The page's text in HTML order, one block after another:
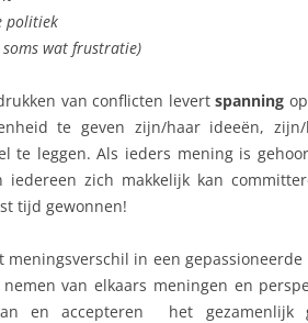
politiek
soms wat frustratie)
van conflicten levertspanning
te geven zijn/haar ideeën,
te leggen. Als ieders mening is
iedereen zich makkelijk kan
tijd gewonnen!
meningsverschil in een
van elkaars meningen en
en accepteren het gezamenlijk